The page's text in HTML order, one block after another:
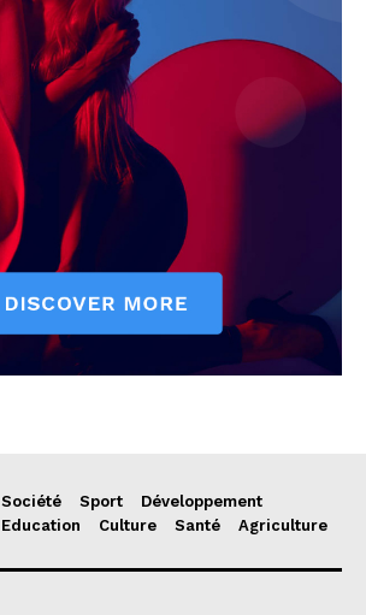
Société Sport
Développement
Education Culture Santé Agriculture